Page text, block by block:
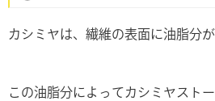
カシミヤは、繊維の表面に油脂分が
この油脂分によってカシミヤスト